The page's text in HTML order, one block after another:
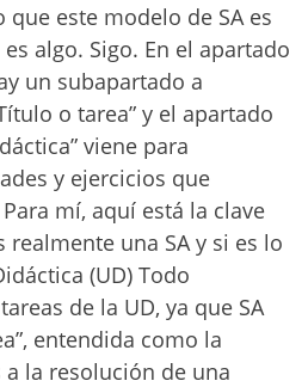
que este modelo de SA es
algo. Sigo. En el apartado
un subapartado a
o tarea” y el apartado
viene para
y ejercicios que
mí, aquí está la clave
realmente una SA y si es lo
(UD) Todo
de la UD, ya que SA
entendida como la
la resolución de una